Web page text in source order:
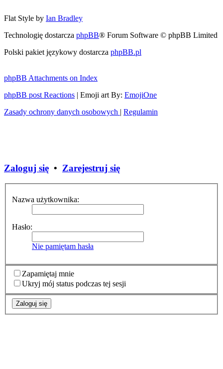
Flat Style by Ian Bradley
Technologię dostarcza phpBB® Forum Software © phpBB Limited
Polski pakiet językowy dostarcza phpBB.pl
phpBB Attachments on Index
phpBB post Reactions | Emoji art By: EmojiOne
Zasady ochrony danych osobowych | Regulamin
Zaloguj się • Zarejestruj się
Nazwa użytkownika:
Hasło:
Nie pamiętam hasła
Zapamiętaj mnie
Ukryj mój status podczas tej sesji